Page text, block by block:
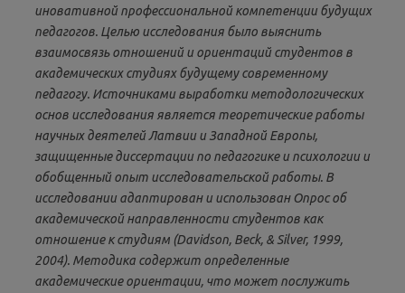
иновативной профессиональной компетенции будущих
педагогов. Целью исследования было выяснить
взаимосвязь отношений и ориентаций студентов в
академических студиях будущему современному
педагогу. Источниками выработки методологических
основ исследования является теоретические работы
научных деятелей Латвии и Западной Европы,
защищенные диссертации по педагогике и психологии и
обобщенный опыт исследовательской работы. В
исследовании адаптирован и использован Опрос об
академической направленности студентов как
отношение к студиям (Davidson, Beck, & Silver, 1999,
2004). Методика содержит определенные
академические ориентации, что может послужить